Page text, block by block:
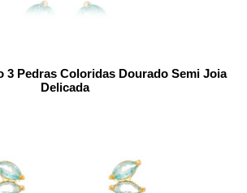
3 Pedras Coloridas Dourado Semi Joia
Delicada